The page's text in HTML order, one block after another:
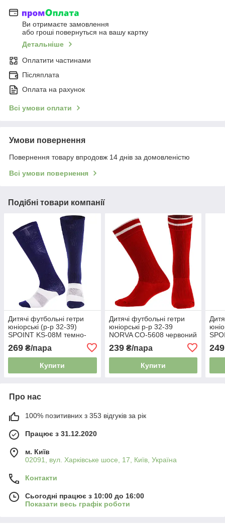
Ви отримаєте замовлення
або гроші повернуться на вашу картку
Детальніше
Оплатити частинами
Післяплата
Оплата на рахунок
Всі умови оплати
Умови повернення
Повернення товару впродовж 14 днів за домовленістю
Всі умови повернення
Подібні товари компанії
Дитячі футбольні гетри
юніорські (р-р 32-39)
SPOINT KS-08M темно-
269 ₴/пара
Купити
Дитячі футбольні гетри
юніорські р-р 32-39
NORVA CO-5608 червоний
239₴/пара
Купити
249
Про нас
100% позитивних з 353 відгуків за рік
Працює з 31.12.2020
м. Київ
02091, вул. Харківське шосе, 17, Київ, Україна
Контакти
Сьогодні працює з 10:00 до 16:00
Показати весь графік роботи